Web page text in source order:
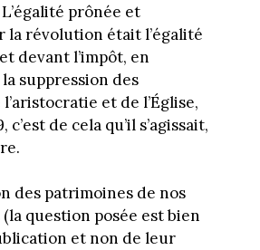
prônée et
la révolution était l’égalité
devant l’impôt, en
suppression des
et de l’Église,
c’est de cela qu’il s’agissait,
des patrimoines de nos
question posée est bien
et non de leur